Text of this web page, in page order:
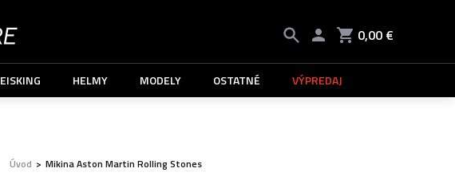
0,00 €
EISKING HELMY MODELY OSTATNÉ VÝPREDAJ
Úvod > Mikina Aston Martin Rolling Stones